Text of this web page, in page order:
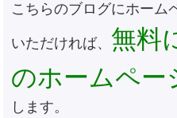
こちらのブログにホーム
いただければ、 無料
のホームペー
します。